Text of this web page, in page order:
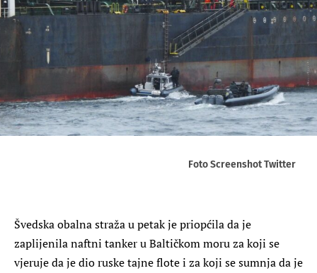
Foto Screenshot Twitter
Švedska obalna straža u petak je priopćila da je
zaplijenila naftni tanker u Baltičkom moru za koji se
vjeruje da je dio ruske tajne flote i za koji se sumnja da je